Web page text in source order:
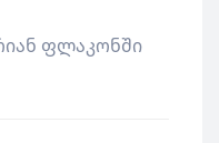
ფლაკონში